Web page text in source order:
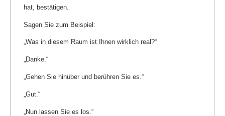
hat, bestätigen.
Sagen Sie zum Beispiel:
„Was in diesem Raum ist Ihnen wirklich real?“
„Danke.“
„Gehen Sie hinüber und berühren Sie es.“
„Gut.“
„Nun lassen Sie es los.“